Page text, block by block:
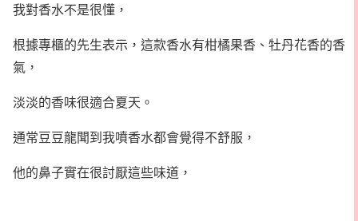
我對香水不是很懂，
根據專櫃的先生表示，這款香水有柑橘果香、牡丹花香的香
氣，
淡淡的香味很適合夏天。
通常豆豆龍聞到我噴香水都會覺得不舒服，
他的鼻子實在很討厭這些味道，